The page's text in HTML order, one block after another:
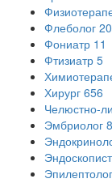
Флеболог
Фониатр 11
Фтизиатр 5
Хирург 656
Челюстно-
Эмбриолог 8
Эндоскопист
Эпилептолог